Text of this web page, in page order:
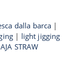
dalla barca |
| light jigging
STRAW